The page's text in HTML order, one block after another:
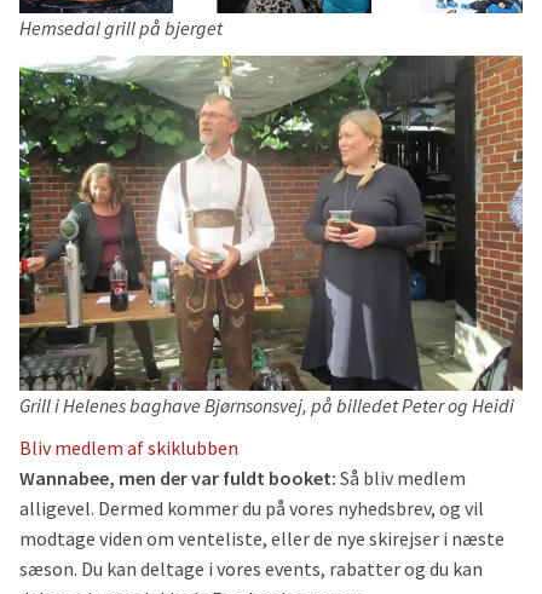
Hemsedal grill på bjerget
Grill i Helenes baghave Bjørnsonsvej, på billedet Peter og Heidi
Bliv medlem af skiklubben
Wannabee, men der var fuldt booket: Så bliv medlem
alligevel. Dermed kommer du på vores nyhedsbrev, og vil
modtage viden om venteliste, eller de nye skirejser i næste
sæson. Du kan deltage i vores events, rabatter og du kan